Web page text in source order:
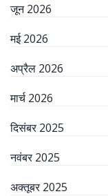
जून 2026
मई 2026
अप्रैल 2026
मार्च 2026
दिसंबर 2025
नवंबर 2025
अक्तूबर 2025